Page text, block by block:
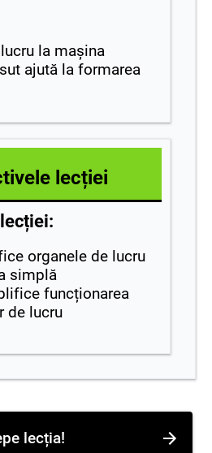
la mașina
ajută la formarea
lecției
organele de lucru
simplă
funcționarea
de lucru
lecția!